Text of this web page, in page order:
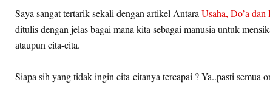
Saya sangat tertarik sekali dengan artikel Antara Usaha, Do’a dan
ditulis dengan jelas bagai mana kita sebagai manusia untuk
ataupun cita-cita.
Siapa sih yang tidak ingin cita-citanya tercapai ? Ya..pasti semua